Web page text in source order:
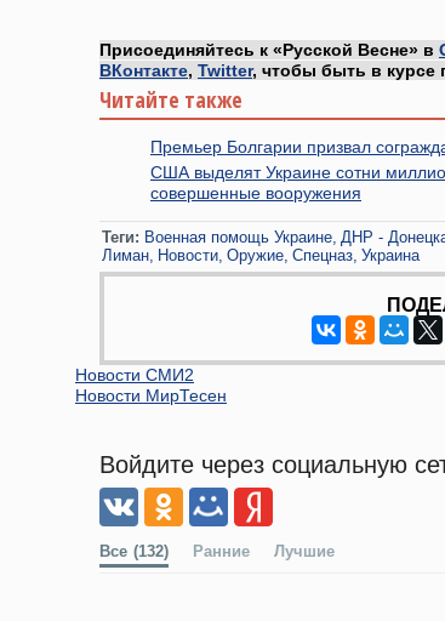
Присоединяйтесь к «Русской Весне» в
ВКонтакте, Twitter, чтобы быть в курсе
Читайте также
Премьер Болгарии призвал
США выделят Украине сотни
совершенные вооружения
Теги: Военная помощь Украине ДНР -
Лиман Новости Оружие Спецназ Украина
Новости СМИ2
Новости МирТесен
Войдите через социальную
Все (132) Ранние Лучшие